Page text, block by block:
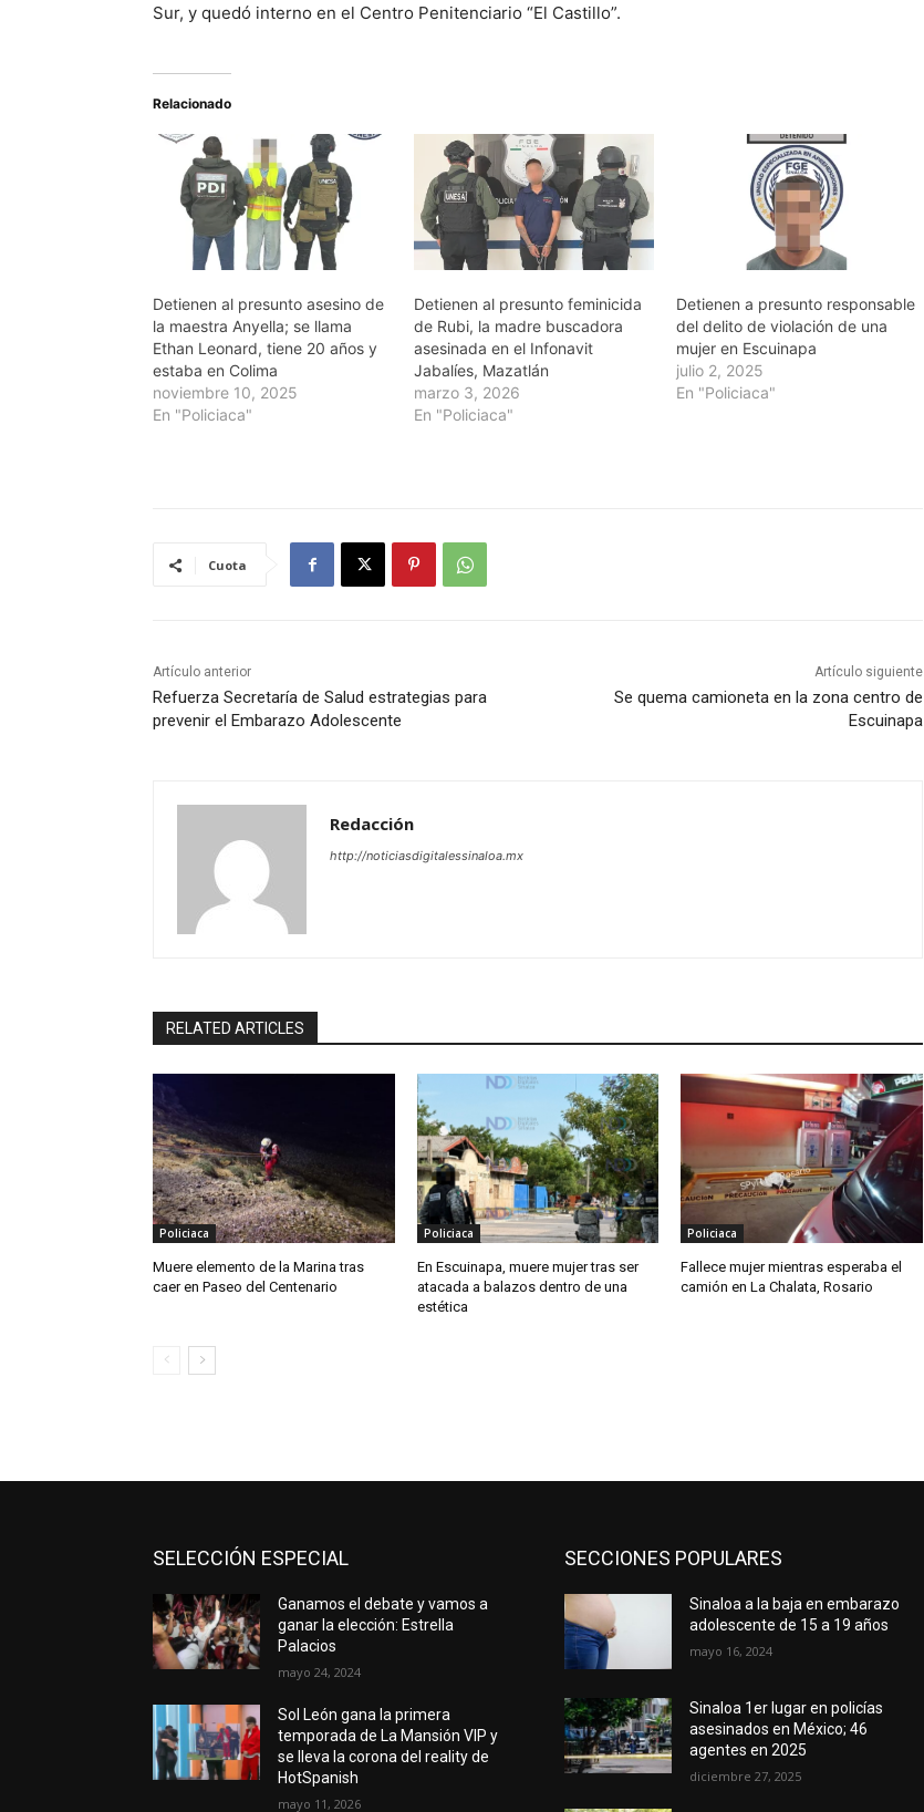
Sur, y quedó interno en el Centro Penitenciario “El Castillo”.
Relacionado
Detienen al presunto asesino de
la maestra Anyella; se llama
Ethan Leonard, tiene 20 años y
estaba en Colima
noviembre 10, 2025
En "Policiaca"
Detienen al presunto feminicida
de Rubi, la madre buscadora
asesinada en el Infonavit
Jabalíes, Mazatlán
marzo 3, 2026
En "Policiaca"
Detienen a presunto responsable
del delito de violación de una
mujer en Escuinapa
julio 2, 2025
En "Policiaca"
Cuota
Artículo anterior
Refuerza Secretaría de Salud estrategias para
prevenir el Embarazo Adolescente
Artículo siguiente
Se quema camioneta en la zona centro de
Escuinapa
Redacción
http://noticiasdigitalessinaloa.mx
RELATED ARTICLES
Policiaca
Muere elemento de la Marina tras
caer en Paseo del Centenario
Policiaca
En Escuinapa, muere mujer tras ser
atacada a balazos dentro de una
estética
Policiaca
Fallece mujer mientras esperaba el
camión en La Chalata, Rosario
SELECCIÓN ESPECIAL
Ganamos el debate y vamos a
ganar la elección: Estrella
Palacios
mayo 24, 2024
Sol León gana la primera
temporada de La Mansión VIP y
se lleva la corona del reality de
HotSpanish
mayo 11, 2026
SECCIONES POPULARES
Sinaloa a la baja en embarazo
adolescente de 15 a 19 años
mayo 16, 2024
Sinaloa 1er lugar en policías
asesinados en México; 46
agentes en 2025
diciembre 27, 2025